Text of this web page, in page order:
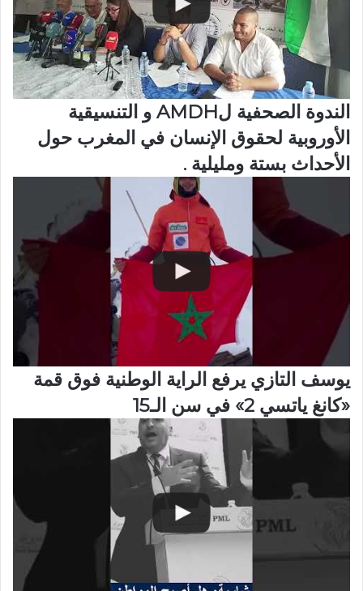
الندوة الصحفية لAMDH و التنسيقية
الأوروبية لحقوق الإنسان في المغرب حول
الأحداث بستة ومليلية .
يوسف التازي يرفع الراية الوطنية فوق قمة
«كانغ ياتسي 2» في سن الـ15